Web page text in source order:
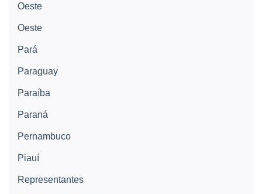
Oeste
Oeste
Pará
Paraguay
Paraíba
Paraná
Pernambuco
Piauí
Representantes